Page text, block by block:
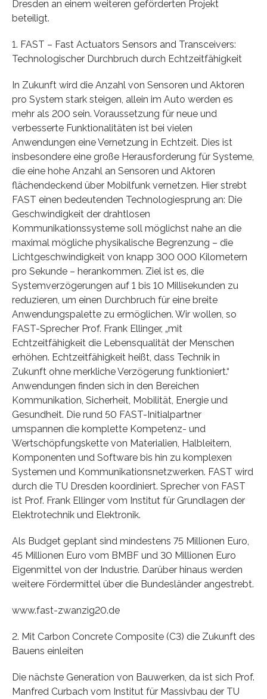
Dresden an einem weiteren geförderten Projekt
beteiligt.
1. FAST – Fast Actuators Sensors and Transceivers:
Technologischer Durchbruch durch Echtzeitfähigkeit
In Zukunft wird die Anzahl von Sensoren und Aktoren
pro System stark steigen, allein im Auto werden es
mehr als 200 sein. Voraussetzung für neue und
verbesserte Funktionalitäten ist bei vielen
Anwendungen eine Vernetzung in Echtzeit. Dies ist
insbesondere eine große Herausforderung für Systeme,
die eine hohe Anzahl an Sensoren und Aktoren
flächendeckend über Mobilfunk vernetzen. Hier strebt
FAST einen bedeutenden Technologiesprung an: Die
Geschwindigkeit der drahtlosen
Kommunikationssysteme soll möglichst nahe an die
maximal mögliche physikalische Begrenzung – die
Lichtgeschwindigkeit von knapp 300 000 Kilometern
pro Sekunde – herankommen. Ziel ist es, die
Systemverzögerungen auf 1 bis 10 Millisekunden zu
reduzieren, um einen Durchbruch für eine breite
Anwendungspalette zu ermöglichen. Wir wollen, so
FAST-Sprecher Prof. Frank Ellinger, „mit
Echtzeitfähigkeit die Lebensqualität der Menschen
erhöhen. Echtzeitfähigkeit heißt, dass Technik in
Zukunft ohne merkliche Verzögerung funktioniert.“
Anwendungen finden sich in den Bereichen
Kommunikation, Sicherheit, Mobilität, Energie und
Gesundheit. Die rund 50 FAST-Initialpartner
umspannen die komplette Kompetenz- und
Wertschöpfungskette von Materialien, Halbleitern,
Komponenten und Software bis hin zu komplexen
Systemen und Kommunikationsnetzwerken. FAST wird
durch die TU Dresden koordiniert. Sprecher von FAST
ist Prof. Frank Ellinger vom Institut für Grundlagen der
Elektrotechnik und Elektronik.
Als Budget geplant sind mindestens 75 Millionen Euro,
45 Millionen Euro vom BMBF und 30 Millionen Euro
Eigenmittel von der Industrie. Darüber hinaus werden
weitere Fördermittel über die Bundesländer angestrebt.
www.fast-zwanzig20.de
2. Mit Carbon Concrete Composite (C3) die Zukunft des
Bauens einleiten
Die nächste Generation von Bauwerken, da ist sich Prof.
Manfred Curbach vom Institut für Massivbau der TU